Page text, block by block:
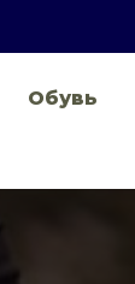
Обувь